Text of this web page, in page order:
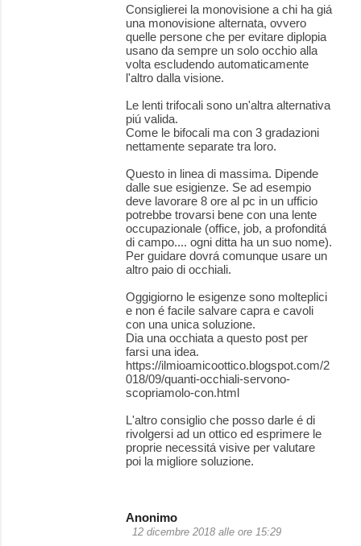
Consiglierei la monovisione a chi ha giá
una monovisione alternata, ovvero
quelle persone che per evitare diplopia
usano da sempre un solo occhio alla
volta escludendo automaticamente
l'altro dalla visione.
Le lenti trifocali sono un'altra alternativa
piú valida.
Come le bifocali ma con 3 gradazioni
nettamente separate tra loro.
Questo in linea di massima. Dipende
dalle sue esigienze. Se ad esempio
deve lavorare 8 ore al pc in un ufficio
potrebbe trovarsi bene con una lente
occupazionale (office, job, a profonditá
di campo.... ogni ditta ha un suo nome).
Per guidare dovrá comunque usare un
altro paio di occhiali.
Oggigiorno le esigenze sono molteplici
e non é facile salvare capra e cavoli
con una unica soluzione.
Dia una occhiata a questo post per
farsi una idea.
https://ilmioamicoottico.blogspot.com/2
018/09/quanti-occhiali-servono-
scopriamolo-con.html
L'altro consiglio che posso darle é di
rivolgersi ad un ottico ed esprimere le
proprie necessitá visive per valutare
poi la migliore soluzione.
Anonimo
12 dicembre 2018 alle ore 15:29